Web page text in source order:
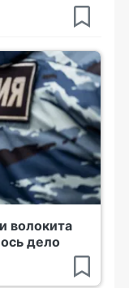
волокита
дело